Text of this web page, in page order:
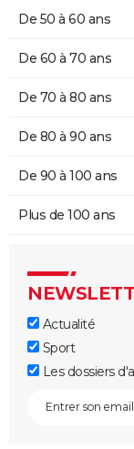
De 50 à 60 ans
De 60 à 70 ans
De 70 à 80 ans
De 80 à 90 ans
De 90 à 100 ans
Plus de 100 ans
Actualité
Sport
Les dossiers